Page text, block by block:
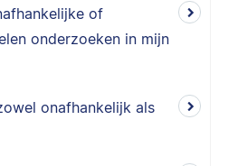
of
onderzoeken in mijn
onafhankelijk als